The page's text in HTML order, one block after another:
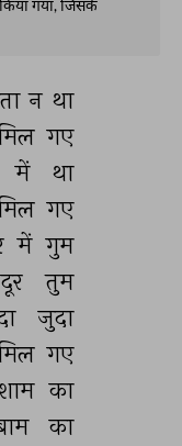
गया, जिसके
न था
गए
में
था
गए
में गुम
दूर
तुम
जुदा
गए
का
का